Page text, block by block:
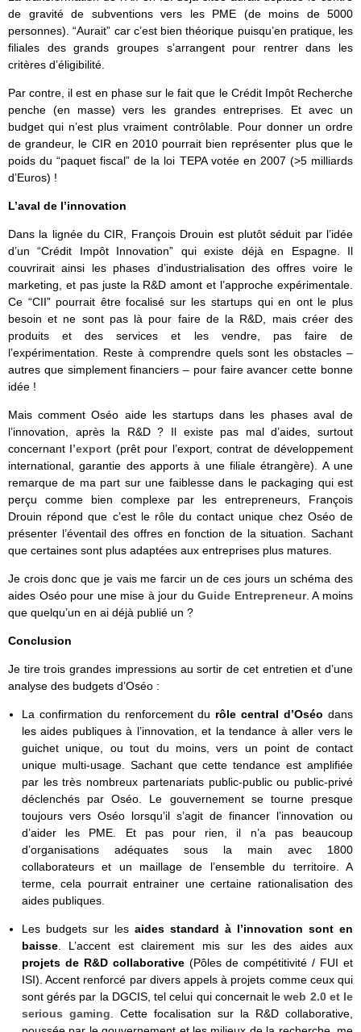
de gravité de subventions vers les PME (de moins de 5000
personnes). “Aurait” car c’est bien théorique puisqu’en pratique, les
filiales des grands groupes s’arrangent pour rentrer dans les
critères d’éligibilité.
Par contre, il est en phase sur le fait que le Crédit Impôt Recherche
penche (en masse) vers les grandes entreprises. Et avec un
budget qui n’est plus vraiment contrôlable. Pour donner un ordre
de grandeur, le CIR en 2010 pourrait bien représenter plus que le
poids du “paquet fiscal” de la loi TEPA votée en 2007 (>5 milliards
d’Euros) !
L’aval de l’innovation
Dans la lignée du CIR, François Drouin est plutôt séduit par l’idée
d’un “Crédit Impôt Innovation” qui existe déjà en Espagne. Il
couvrirait ainsi les phases d’industrialisation des offres voire le
marketing, et pas juste la R&D amont et l’approche expérimentale.
Ce “CII” pourrait être focalisé sur les startups qui en ont le plus
besoin et ne sont pas là pour faire de la R&D, mais créer des
produits et des services et les vendre, pas faire de
l’expérimentation. Reste à comprendre quels sont les obstacles –
autres que simplement financiers – pour faire avancer cette bonne
idée !
Mais comment Oséo aide les startups dans les phases aval de
l’innovation, après la R&D ? Il existe pas mal d’aides, surtout
concernant l’export (prêt pour l’export, contrat de développement
international, garantie des apports à une filiale étrangère). A une
remarque de ma part sur une faiblesse dans le packaging qui est
perçu comme bien complexe par les entrepreneurs, François
Drouin répond que c’est le rôle du contact unique chez Oséo de
présenter l’éventail des offres en fonction de la situation. Sachant
que certaines sont plus adaptées aux entreprises plus matures.
Je crois donc que je vais me farcir un de ces jours un schéma des
aides Oséo pour une mise à jour duGuide Entrepreneur. A moins
que quelqu’un en ai déjà publié un ?
Conclusion
Je tire trois grandes impressions au sortir de cet entretien et d’une
analyse des budgets d’Oséo :
La confirmation du renforcement du rôle central d’Oséodans
les aides publiques à l’innovation, et la tendance à aller vers le
guichet unique, ou tout du moins, vers un point de contact
unique multi-usage. Sachant que cette tendance est amplifiée
par les très nombreux partenariats public-public ou public-privé
déclenchés par Oséo. Le gouvernement se tourne presque
toujours vers Oséo lorsqu’il s’agit de financer l’innovation ou
d’aider les PME. Et pas pour rien, il n’a pas beaucoup
d’organisations adéquates sous la main avec 1800
collaborateurs et un maillage de l’ensemble du territoire. A
terme, cela pourrait entrainer une certaine rationalisation des
aides publiques.
Les budgets sur les aides standard à l’innovation sont en
baisse.
L’accent est clairement mis sur les des aides aux
projets de R&D collaborative (Pôles de compétitivité / FUI et
ISI). Accent renforcé par divers appels à projets comme ceux qui
sont gérés par la DGCIS, tel celui qui concernait leweb 2.0 et le
serious gaming. Cette focalisation sur la R&D collaborative,